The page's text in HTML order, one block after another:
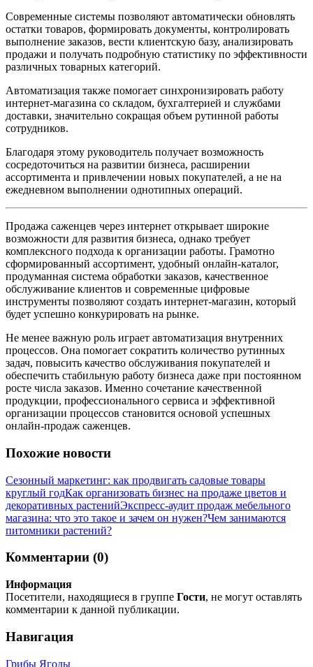
Современные системы позволяют автоматически обновлять
остатки товаров, формировать документы, контролировать
выполнение заказов, вести клиентскую базу, анализировать
продажи и получать подробную статистику по эффективности
различных товарных категорий.
Автоматизация также помогает синхронизировать работу
интернет-магазина со складом, бухгалтерией и службами
доставки, значительно сокращая объем рутинной работы
сотрудников.
Благодаря этому руководитель получает возможность
сосредоточиться на развитии бизнеса, расширении
ассортимента и привлечении новых покупателей, а не на
ежедневном выполнении однотипных операций.
Продажа саженцев через интернет открывает широкие
возможности для развития бизнеса, однако требует
комплексного подхода к организации работы. Грамотно
сформированный ассортимент, удобный онлайн-каталог,
продуманная система обработки заказов, качественное
обслуживание клиентов и современные цифровые
инструменты позволяют создать интернет-магазин, который
будет успешно конкурировать на рынке.
Не менее важную роль играет автоматизация внутренних
процессов. Она помогает сократить количество рутинных
задач, повысить качество обслуживания покупателей и
обеспечить стабильную работу бизнеса даже при постоянном
росте числа заказов. Именно сочетание качественной
продукции, профессионального сервиса и эффективной
организации процессов становится основой успешных
онлайн-продаж саженцев.
Похожие новости
Сезонный маркетинг: как продвигать садовые товары
круглый годКак организовать бизнес на продаже цветов и
декоративных растенийЭкспресс-аудит продаж мебельного
магазина: что это такое и зачем он нужен?Чем занимаются
питомники растений?
Комментарии (0)
Информация
Посетители, находящиеся в группе Гости, не могут оставлять
комментарии к данной публикации.
Навигация
Грибы Ягоды